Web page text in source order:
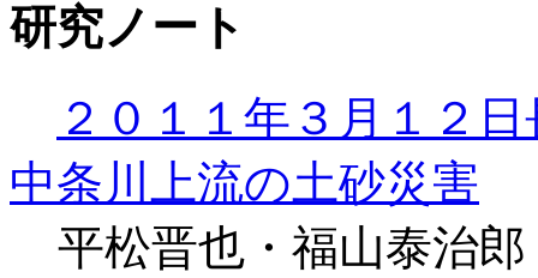
研究ノート
２０１１年３月１２
中条川上流の土砂災害
平松晋也・福山泰治